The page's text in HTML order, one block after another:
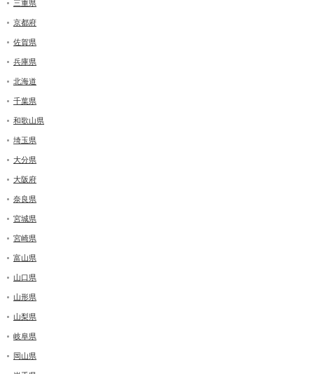
三重県
京都府
佐賀県
兵庫県
北海道
千葉県
和歌山県
埼玉県
大分県
大阪府
奈良県
宮城県
宮崎県
富山県
山口県
山形県
山梨県
岐阜県
岡山県